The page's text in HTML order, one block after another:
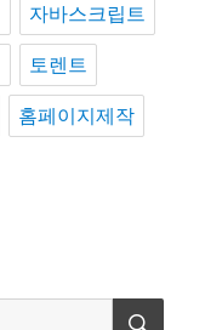
자바스크립트
토렌트
홈페이지제작
검